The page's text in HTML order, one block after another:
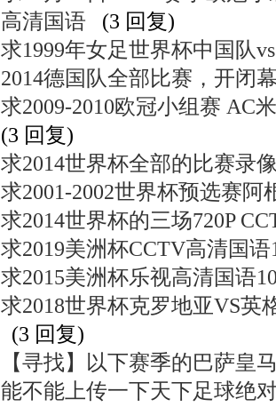
高清国语
(3 回复)
求1999年女足世界杯中国队
2014德国队全部比赛，开闭
求2009-2010欧冠小组赛 AC
(3 回复)
求2014世界杯全部的比赛录
求2001-2002世界杯预选赛阿
求2014世界杯的三场720P
求2019美洲杯CCTV高清国语
求2015美洲杯乐视高清国语
求2018世界杯克罗地亚VS英
(3 回复)
【寻找】以下赛季的巴萨皇
能不能上传一下天下足球绝